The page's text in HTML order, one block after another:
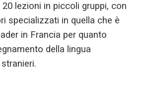
lezioni in piccoli gruppi, con
specializzati in quella che è
in Francia per quanto
della lingua